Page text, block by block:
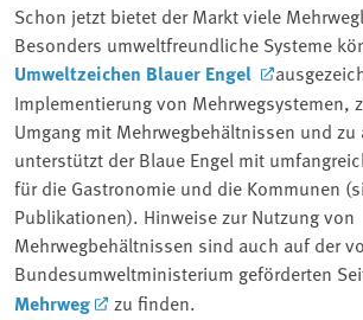
Schon jetzt bietet der Markt viele
Besonders umweltfreundliche Systeme
Umweltzeichen Blauer Engel
Implementierung von Mehrwegsystemen,
Umgang mit Mehrwegbehältnissen und zu
unterstützt der Blaue Engel mit
für die Gastronomie und die Kommunen
Publikationen). Hinweise zur Nutzung von
Mehrwegbehältnissen sind auch auf der
Bundesumweltministerium geförderten
Mehrweg
zu finden.